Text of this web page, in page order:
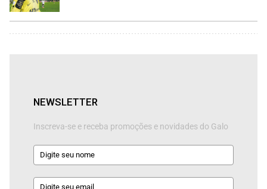
NEWSLETTER
Inscreva-se e receba promoções e novidades do Galo